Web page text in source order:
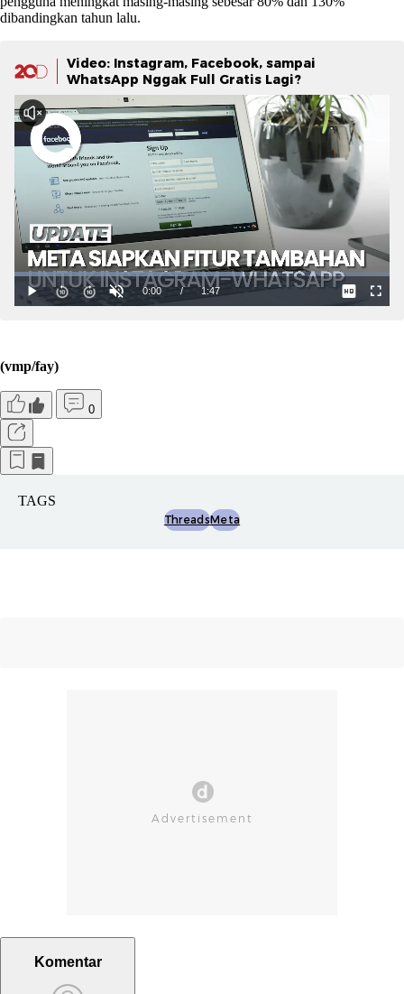
dibandingkan tahun lalu.
Video: Instagram, Facebook, sampai
WhatsApp Nggak Full Gratis Lagi?
(vmp/fay)
0
TAGS
ThreadsMeta
Komentar